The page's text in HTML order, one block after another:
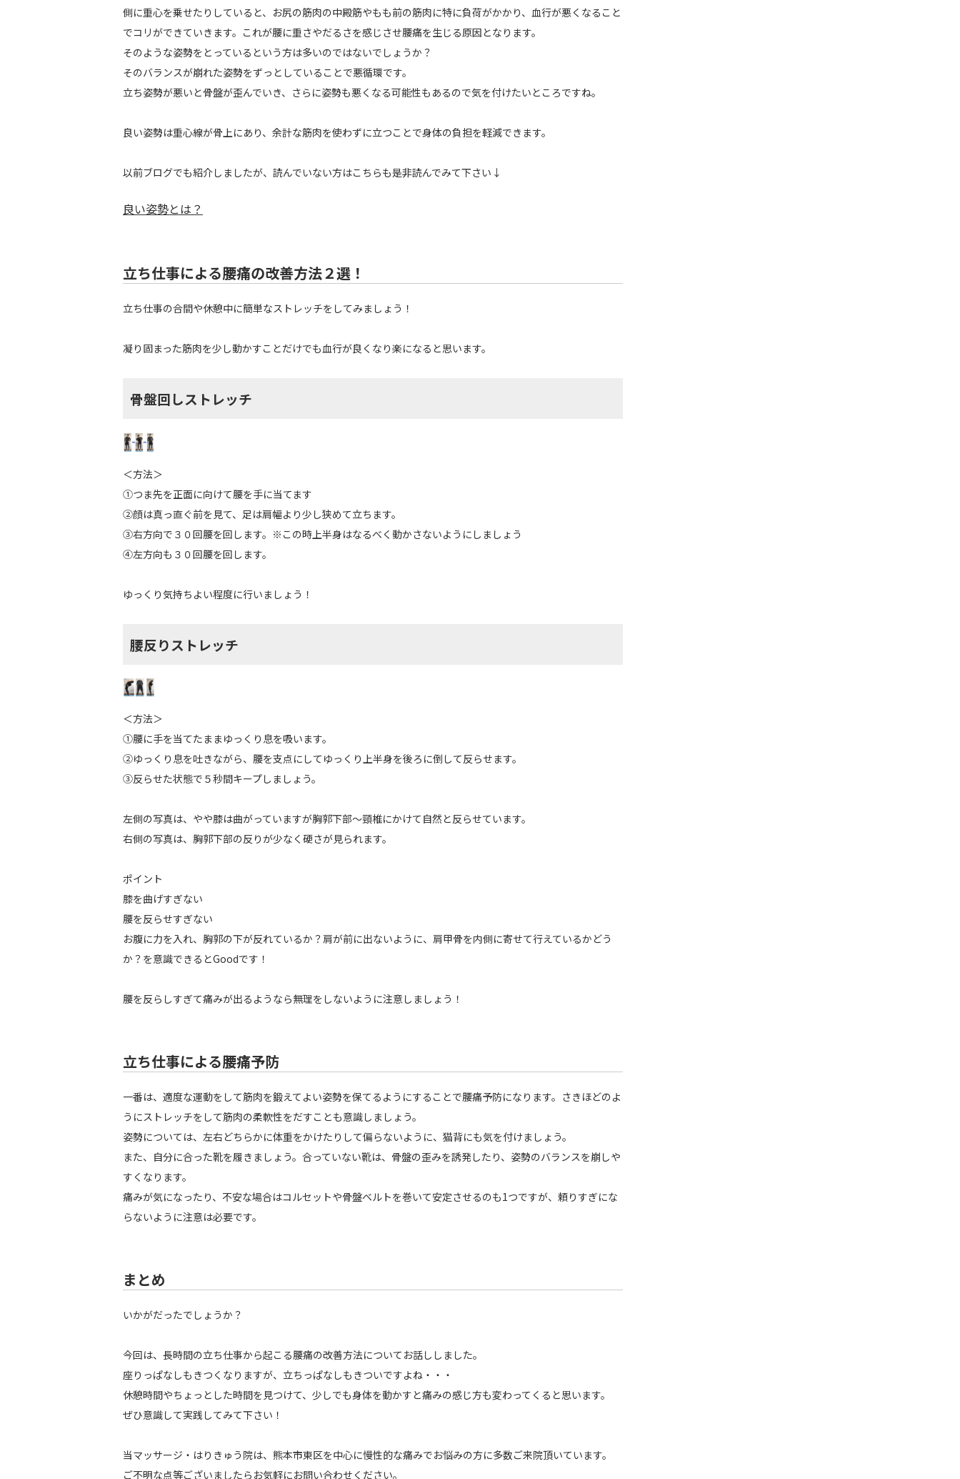
側に重心を乗せたりしていると、お尻の筋肉の中殿筋やもも前の筋肉に特に負荷がかかり、血行が悪くなること
でコリができていきます。これが腰に重さやだるさを感じさせ腰痛を生じる原因となります。
そのような姿勢をとっているという方は多いのではないでしょうか？
そのバランスが崩れた姿勢をずっとしていることで悪循環です。
立ち姿勢が悪いと骨盤が歪んでいき、さらに姿勢も悪くなる可能性もあるので気を付けたいところですね。
良い姿勢は重心線が骨上にあり、余計な筋肉を使わずに立つことで身体の負担を軽減できます。
以前ブログでも紹介しましたが、読んでいない方はこちらも是非読んでみて下さい↓
良い姿勢とは？
立ち仕事による腰痛の改善方法２選！
立ち仕事の合間や休憩中に簡単なストレッチをしてみましょう！
凝り固まった筋肉を少し動かすことだけでも血行が良くなり楽になると思います。
骨盤回しストレッチ
＜方法＞
①つま先を正面に向けて腰を手に当てます
②顔は真っ直ぐ前を見て、足は肩幅より少し狭めて立ちます。
③右方向で３０回腰を回します。※この時上半身はなるべく動かさないようにしましょう
④左方向も３０回腰を回します。
ゆっくり気持ちよい程度に行いましょう！
腰反りストレッチ
＜方法＞
①腰に手を当てたままゆっくり息を吸います。
②ゆっくり息を吐きながら、腰を支点にしてゆっくり上半身を後ろに倒して反らせます。
③反らせた状態で５秒間キープしましょう。
左側の写真は、やや膝は曲がっていますが胸郭下部～頸椎にかけて自然と反らせています。
右側の写真は、胸郭下部の反りが少なく硬さが見られます。
ポイント
膝を曲げすぎない
腰を反らせすぎない
お腹に力を入れ、胸郭の下が反れているか？肩が前に出ないように、肩甲骨を内側に寄せて行えているかどう
か？を意識できるとGoodです！
腰を反らしすぎて痛みが出るようなら無理をしないように注意しましょう！
立ち仕事による腰痛予防
一番は、適度な運動をして筋肉を鍛えてよい姿勢を保てるようにすることで腰痛予防になります。さきほどのよ
うにストレッチをして筋肉の柔軟性をだすことも意識しましょう。
姿勢については、左右どちらかに体重をかけたりして偏らないように、猫背にも気を付けましょう。
また、自分に合った靴を履きましょう。合っていない靴は、骨盤の歪みを誘発したり、姿勢のバランスを崩しや
すくなります。
痛みが気になったり、不安な場合はコルセットや骨盤ベルトを巻いて安定させるのも1つですが、頼りすぎにな
らないように注意は必要です。
まとめ
いかがだったでしょうか？
今回は、長時間の立ち仕事から起こる腰痛の改善方法についてお話ししました。
座りっぱなしもきつくなりますが、立ちっぱなしもきついですよね・・・
休憩時間やちょっとした時間を見つけて、少しでも身体を動かすと痛みの感じ方も変わってくると思います。
ぜひ意識して実践してみて下さい！
当マッサージ・はりきゅう院は、熊本市東区を中心に慢性的な痛みでお悩みの方に多数ご来院頂いています。
ご不明な点等ございましたらお気軽にお問い合わせください。